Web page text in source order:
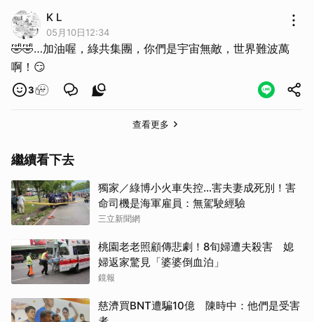
K L
05月10日12:34
🤣🤣…加油喔，綠共集團，你們是宇宙無敵，世界難波萬
啊！😏
3
查看更多
繼續看下去
獨家／綠博小火車失控…害夫妻成死別！害
命司機是海軍雇員：無駕駛經驗
三立新聞網
桃園老老照顧傳悲劇！8旬婦遭夫殺害 媳
婦返家驚見「婆婆倒血泊」
鏡報
慈濟買BNT遭騙10億 陳時中：他們是受害
取消